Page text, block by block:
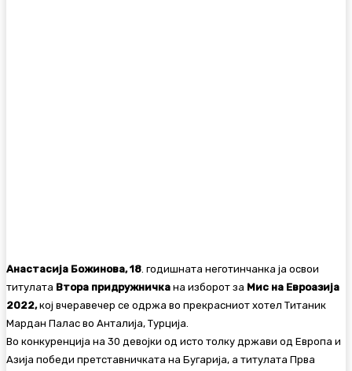
Анастасија Божинова, 18. годишната неготинчанка ја освои
титулата Втора придружничка на изборот за Мис на Евроазија
2022,кој вчеравечер се одржа во прекрасниот хотел Титаник
Мардан Палас во Анталија, Турција.
Во конкуренција на 30 девојки од исто толку држави од Европа и
Азија победи претставничката на Бугарија, а титулата Прва